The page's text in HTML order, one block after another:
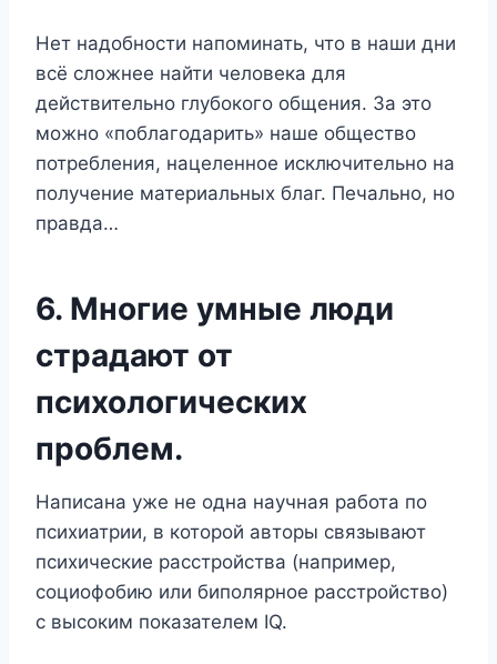
Нет надобности напоминать, что в наши дни
всё сложнее найти человека для
действительно глубокого общения. За это
можно «поблагодарить» наше общество
потребления, нацеленное исключительно на
получение материальных благ. Печально, но
правда…
6. Многие умные люди
страдают от
психологических
проблем.
Написана уже не одна научная работа по
психиатрии, в которой авторы связывают
психические расстройства (например,
социофобию или биполярное расстройство)
с высоким показателем IQ.